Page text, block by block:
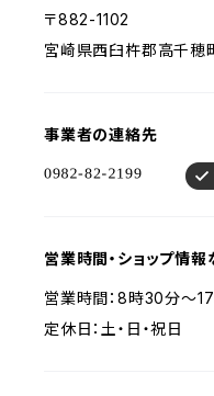
〒882-1102
宮崎県西臼杵郡高千穂
事業者の連絡先
営業時間・ショップ情報
営業時間：8時30分～
定休日：土・日・祝日